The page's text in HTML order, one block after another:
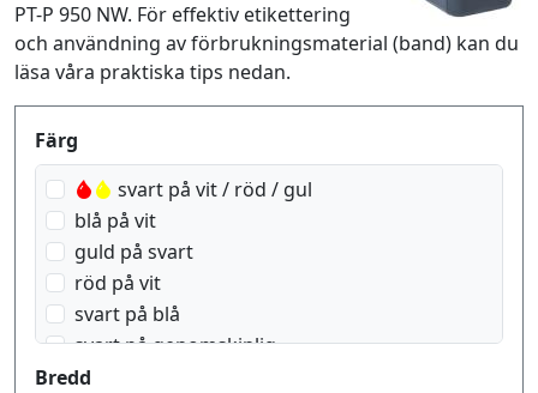
PT-P 950 NW. För effektiv etikettering
och användning av förbrukningsmaterial (band) kan du
läsa våra praktiska tips nedan.
Produktfilter
Färg
svart på vit / röd / gul
blå på vit
guld på svart
röd på vit
svart på blå
svart på genomskinlig
svart på genomskinlig matt
Bredd